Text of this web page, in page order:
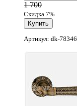
1 700
Скидка 7%
Артикул: dk-78346